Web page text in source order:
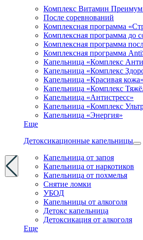
Комплекс Витамин
После соревнований
Комплексная программа
Комплексная программа до
Комплексная программа
Комплексная программа
Капельница «Комплекс
Капельница «Комплекс
Капельница «Красивая кожа»
Капельница «Комплекс
Капельница «Антистресс»
Капельница «Комплекс
Капельница «Энергия»
Еще
Детоксикационные капельницы
Капельница от запоя
Капельница от наркотиков
Капельница от похмелья
Снятие ломки
УБОД
Капельницы от алкоголя
Детокс капельница
Детоксикация от алкоголя
Еще